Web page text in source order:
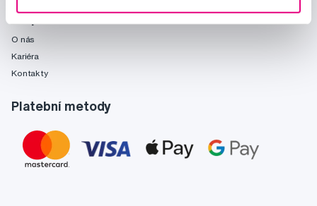
O společnosti
O nás
Kariéra
Kontakty
Platební metody